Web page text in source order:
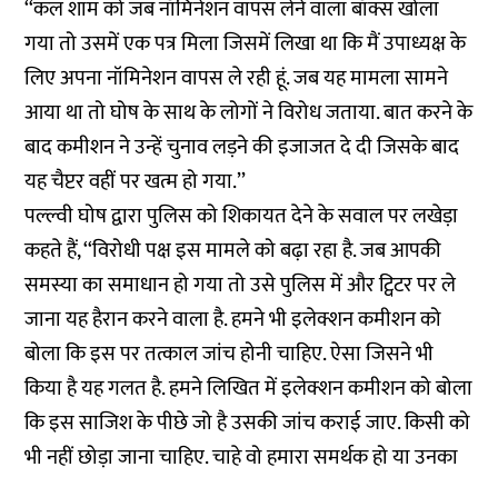
‘‘कल शाम को जब नॉमिनेशन वापस लेने वाला बॉक्स खोला
गया तो उसमें एक पत्र मिला जिसमें लिखा था कि मैं उपाध्यक्ष के
लिए अपना नॉमिनेशन वापस ले रही हूं. जब यह मामला सामने
आया था तो घोष के साथ के लोगों ने विरोध जताया. बात करने के
बाद कमीशन ने उन्हें चुनाव लड़ने की इजाजत दे दी जिसके बाद
यह चैप्टर वहीं पर खत्म हो गया.’’
पल्ल्वी घोष द्वारा पुलिस को शिकायत देने के सवाल पर लखेड़ा
कहते हैं, ‘‘विरोधी पक्ष इस मामले को बढ़ा रहा है. जब आपकी
समस्या का समाधान हो गया तो उसे पुलिस में और ट्विटर पर ले
जाना यह हैरान करने वाला है. हमने भी इलेक्शन कमीशन को
बोला कि इस पर तत्काल जांच होनी चाहिए. ऐसा जिसने भी
किया है यह गलत है. हमने लिखित में इलेक्शन कमीशन को बोला
कि इस साजिश के पीछे जो है उसकी जांच कराई जाए. किसी को
भी नहीं छोड़ा जाना चाहिए. चाहे वो हमारा समर्थक हो या उनका